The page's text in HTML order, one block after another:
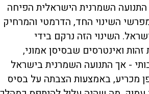
השמרנית הישראלית הפיחה
השינוי החד, הדרמטי והמרחיק
השינוי הזה נרקם בידי
ואינטרסים שבסיסן אמוני,
- אך התנועה השמרנית בישראל
מכריע, באמצעות הצבתה על בסיס